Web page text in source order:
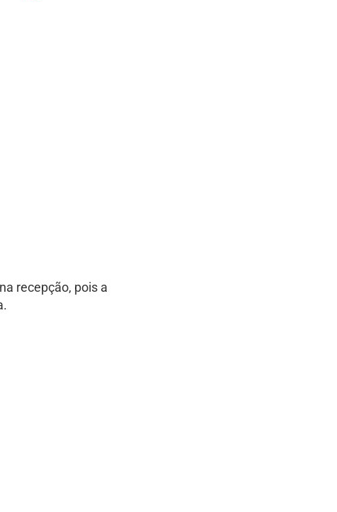
recepção, pois a